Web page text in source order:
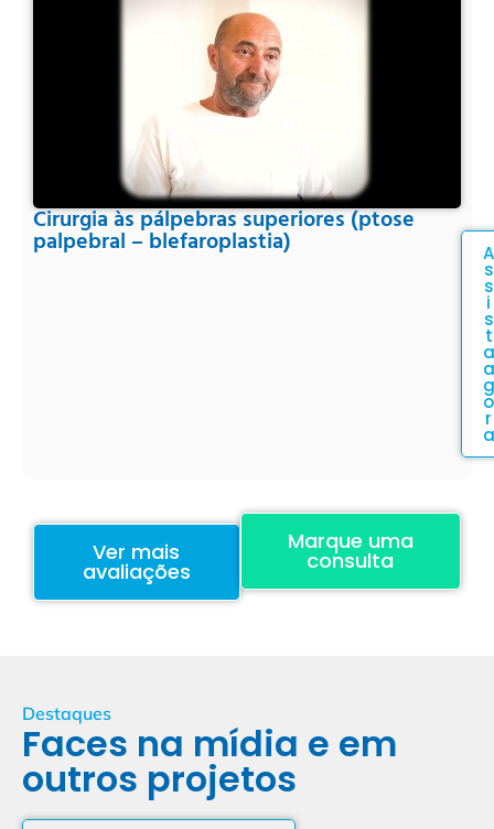
Cirurgia às pálpebras superiores (ptose
palpebral – blefaroplastia) A
s
s
i
s
t
a
a
g
o
r
a
Ver mais
avaliações
Marque uma
consulta
Destaques
Faces na mídia e em
outros projetos